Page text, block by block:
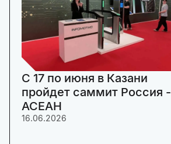
C 17 по июня в Казани
пройдет саммит Россия -
АСЕАН
16.06.2026